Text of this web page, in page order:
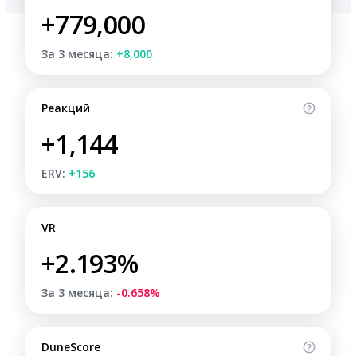
+779,000
За 3 месяца: +8,000
Реакций
+1,144
ERV: +156
VR
+2.193%
За 3 месяца: -0.658%
DuneScore